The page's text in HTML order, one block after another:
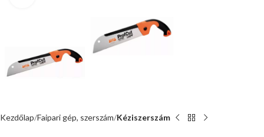
Kezdőlap Faipari gép, szerszám Kéziszerszám